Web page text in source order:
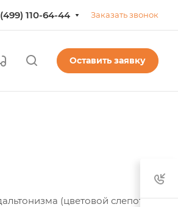
110-64-44 Заказать звонок
Оставить заявку
(цветовой слепоты)